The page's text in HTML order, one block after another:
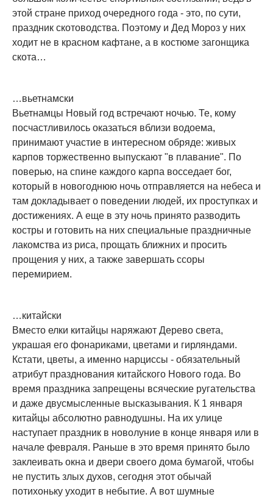
этой стране приход очередного года - это, по сути,
праздник скотоводства. Поэтому и Дед Мороз у них
ходит не в красном кафтане, а в костюме загонщика
скота…
…вьетнамски
Вьетнамцы Новый год встречают ночью. Те, кому
посчастливилось оказаться вблизи водоема,
принимают участие в интересном обряде: живых
карпов торжественно выпускают "в плавание". По
поверью, на спине каждого карпа восседает бог,
который в новогоднюю ночь отправляется на небеса и
там докладывает о поведении людей, их проступках и
достижениях. А еще в эту ночь принято разводить
костры и готовить на них специальные праздничные
лакомства из риса, прощать ближних и просить
прощения у них, а также завершать ссоры
перемирием.
…китайски
Вместо елки китайцы наряжают Дерево света,
украшая его фонариками, цветами и гирляндами.
Кстати, цветы, а именно нарциссы - обязательный
атрибут празднования китайского Нового года. Во
время праздника запрещены всяческие ругательства
и даже двусмысленные высказывания. К 1 января
китайцы абсолютно равнодушны. На их улице
наступает праздник в новолуние в конце января или в
начале февраля. Раньше в это время принято было
заклеивать окна и двери своего дома бумагой, чтобы
не пустить злых духов, сегодня этот обычай
потихоньку уходит в небытие. А вот шумные